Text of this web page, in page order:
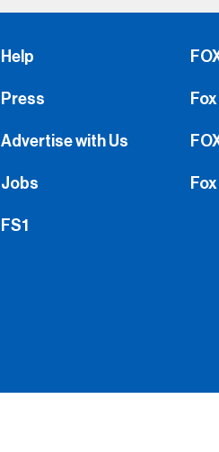
Help
Press
Advertise with Us
Jobs
FS1